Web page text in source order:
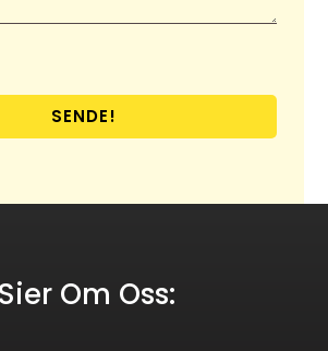
SENDE!
Om Oss: